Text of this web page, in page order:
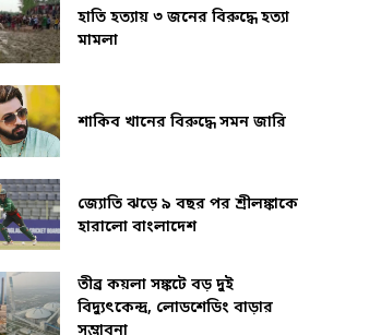
হাতি হত্যায় ৩ জনের বিরুদ্ধে হত্যা
মামলা
শাকিব খানের বিরুদ্ধে সমন জারি
জ্যোতি ঝড়ে ৯ বছর পর শ্রীলঙ্কাকে
হারালো বাংলাদেশ
তীব্র কয়লা সঙ্কটে বড় দুই
বিদ্যুৎকেন্দ্র, লোডশেডিং বাড়ার